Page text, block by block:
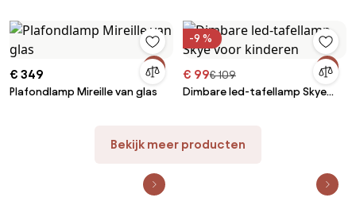
€ 349
Plafondlamp Mireille van glas
-9 %
€ 99€ 109
Dimbare led-tafellamp Skye
Bekijk meer producten